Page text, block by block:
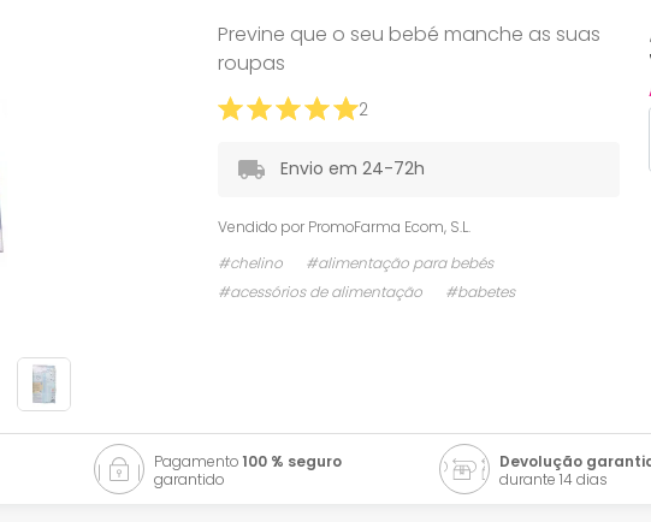
Previne que o seu bebé manche as suas
roupas
2
Envio em 24-72h
Vendido por PromoFarma Ecom, S.L.
#chelino
#alimentação para bebés
#acessórios de alimentação
#babetes
Pagamento100 % seguro
garantido
Devolução
durante 14 dias